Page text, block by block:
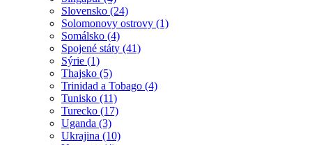
Slovensko (24)
Solomonovy ostrovy (1)
Somálsko (4)
Spojené státy (41)
Sýrie (1)
Thajsko (5)
Trinidad a Tobago (4)
Tunisko (11)
Turecko (17)
Uganda (3)
Ukrajina (10)